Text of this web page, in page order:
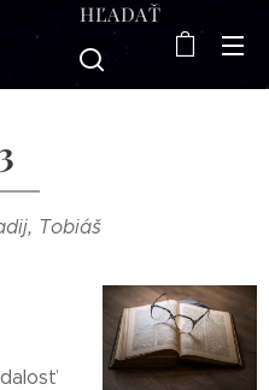
HĽADAŤ
Tobiáš